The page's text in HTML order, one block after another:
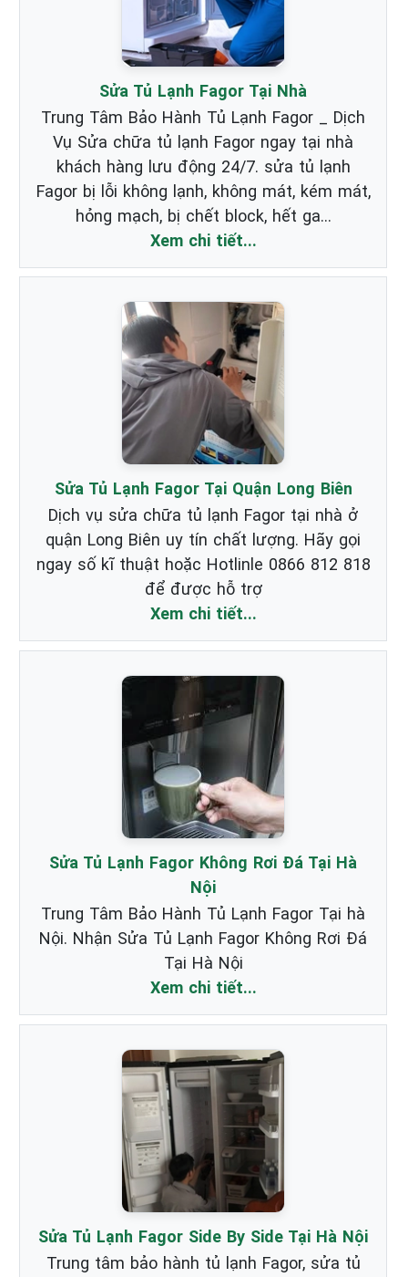
Sửa Tủ Lạnh Fagor Tại Nhà
Trung Tâm Bảo Hành Tủ Lạnh Fagor _ Dịch
Vụ Sửa chữa tủ lạnh Fagor ngay tại nhà
khách hàng lưu động 24/7. sửa tủ lạnh
Fagor bị lỗi không lạnh, không mát, kém mát,
hỏng mạch, bị chết block, hết ga...
Xem chi tiết...
Sửa Tủ Lạnh Fagor Tại Quận Long Biên
Dịch vụ sửa chữa tủ lạnh Fagor tại nhà ở
quận Long Biên uy tín chất lượng. Hãy gọi
ngay số kĩ thuật hoặc Hotlinle 0866 812 818
để được hỗ trợ
Xem chi tiết...
Sửa Tủ Lạnh Fagor Không Rơi Đá Tại Hà
Nội
Trung Tâm Bảo Hành Tủ Lạnh Fagor Tại hà
Nội. Nhận Sửa Tủ Lạnh Fagor Không Rơi Đá
Tại Hà Nội
Xem chi tiết...
Sửa Tủ Lạnh Fagor Side By Side Tại Hà Nội
Trung tâm bảo hành tủ lạnh Fagor, sửa tủ